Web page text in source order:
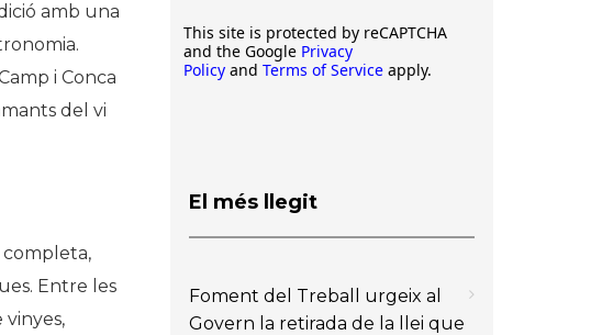
amb una
i Conca
del vi
completa,
Entre les
vinyes,
This site is protected by reCAPTCHA
and the Google Privacy
Policy and Terms of Service apply.
El més llegit
Foment del Treball urgeix al
Govern la retirada de la llei que